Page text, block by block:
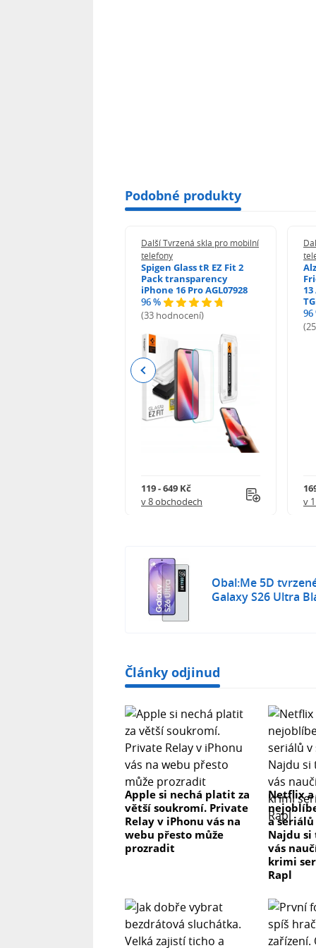
Podobné produkty
Další Tvrzená skla pro mobilní
telefony
Spigen Glass tR EZ Fit 2
Pack transparency
iPhone 16 Pro AGL07928
96 %
(33 hodnocení)
119 - 649 Kč
v 8 obchodech
96
v
Previous
Obal:Me 5D
Galaxy S26 Ultra
Články odjinud
Apple si nechá platit za
větší soukromí. Private
Relay v iPhonu vás na
webu přesto může
prozradit
Netflix a
a
Najdu si
vás
krimi
Rapl